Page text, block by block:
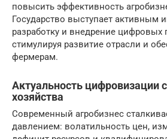
повысить эффективность
Государство выступает активным
разработку и внедрение цифровых
стимулируя развитие отрасли и
фермерам.
Актуальность цифровизации
хозяйства
Современный агробизнес
давлением: волатильность цен,